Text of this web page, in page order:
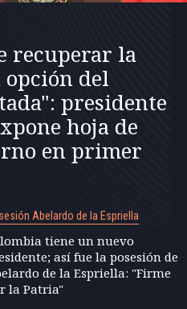
recuperar la
del
presidente
hoja de
en primer
Abelardo de la Espriella
tiene un nuevo
así fue la posesión de
de la Espriella: "Firme
la Patria"